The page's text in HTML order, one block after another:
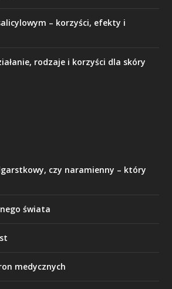
– korzyści, efekty i
rodzaje i korzyści dla skóry
czy naramienny – który
świata
medycznych